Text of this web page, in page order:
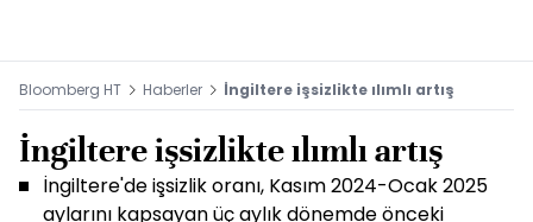
Bloomberg HT Haberler İngiltere işsizlikte ılımlı artış
İngiltere işsizlikte ılımlı artış
İngiltere'de işsizlik oranı, Kasım 2024-Ocak 2025
aylarını kapsayan üç aylık dönemde önceki